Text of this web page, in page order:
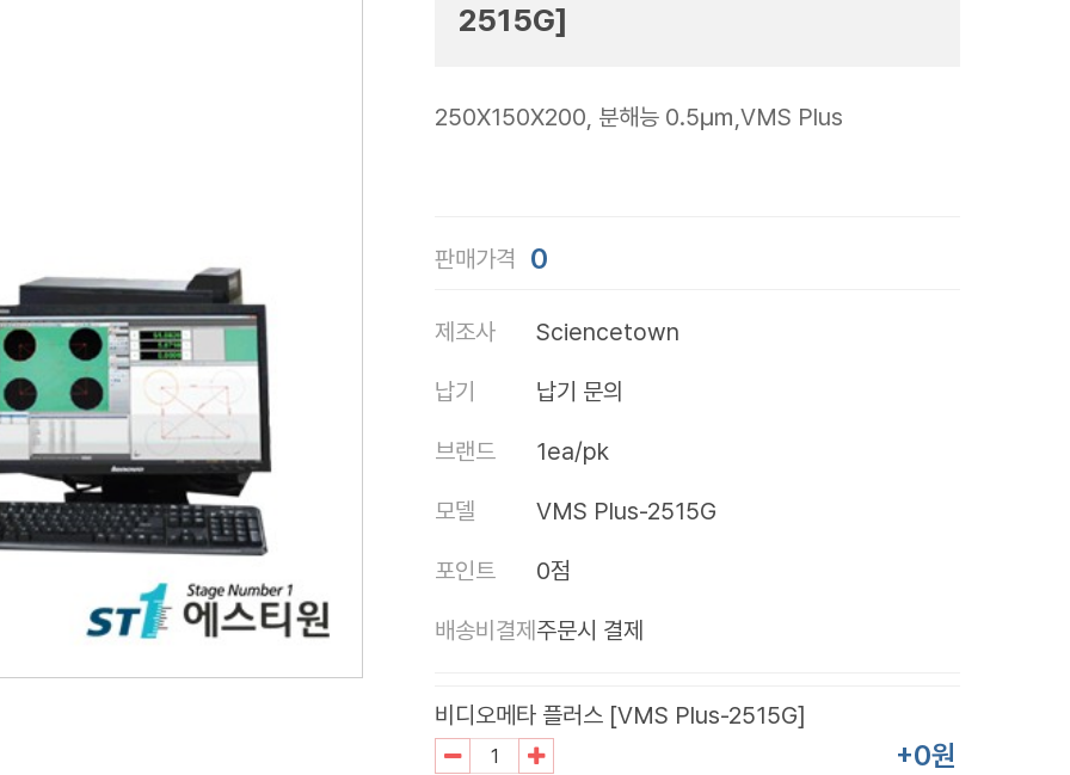
2515G]
250X150X200, 분해능 0.5㎛,VMS Plus
판매가격 0
제조사 Sciencetown
납기 납기 문의
브랜드 1ea/pk
모델 VMS Plus-2515G
포인트 0점
배송비결제 주문시 결제
비디오메타 플러스 [VMS Plus-2515G]
+0원